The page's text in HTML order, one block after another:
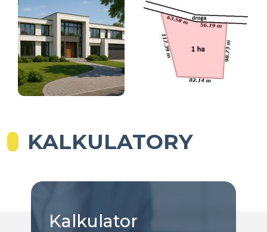
KALKULATORY
Kalkulator